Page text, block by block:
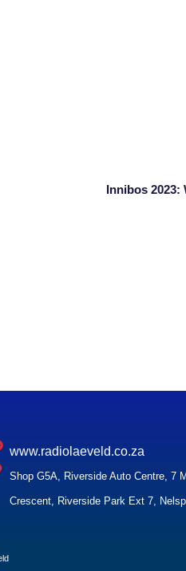
Innibos 2023:
www.radiolaeveld.co.za
Shop G5A, Riverside Auto Centre, 7
Crescent, Riverside Park Ext 7,